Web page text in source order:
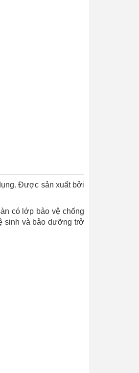
Được sản xuất bởi
có lớp bảo vệ chống
sinh và bảo dưỡng trở